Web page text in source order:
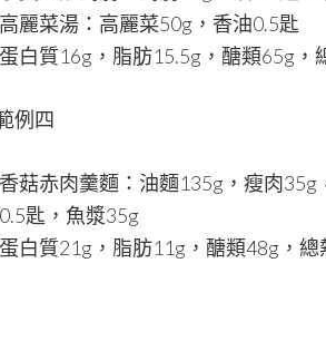
高麗菜湯：高麗菜50g，香油0.5匙
蛋白質16g，脂肪15.5g，醣類65g，
例四
香菇赤肉羹麵：油麵135g，瘦肉
0.5匙，魚漿35g
蛋白質21g，脂肪11g，醣類48g，總